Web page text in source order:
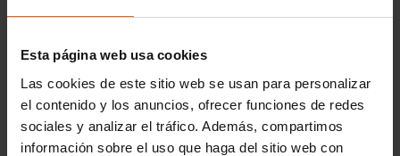
Esta página web usa cookies
Las cookies de este sitio web se usan para personalizar
el contenido y los anuncios, ofrecer funciones de redes
sociales y analizar el tráfico. Además, compartimos
información sobre el uso que haga del sitio web con
Betonblock® es un socio fiable y líder del mercado de
25 años.
Enlaces útiles
Divisores